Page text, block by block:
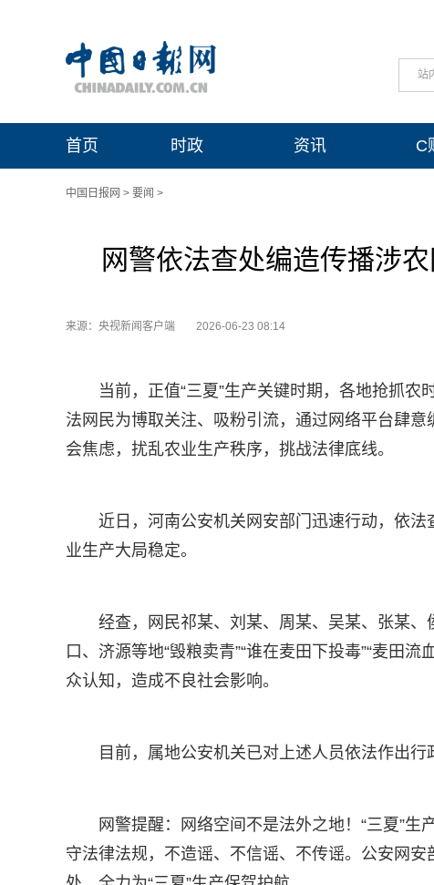
站
首页 时政 资讯 C
中国日报网 > 要闻 >
网警依法查处编造传播涉
来源：央视新闻客户端 2026-06-23 08:14
当前，正值“三夏”生产关键时期，各地抢抓
法网民为博取关注、吸粉引流，通过网络平台肆
会焦虑，扰乱农业生产秩序，挑战法律底线。
近日，河南公安机关网安部门迅速行动，依
业生产大局稳定。
经查，网民祁某、刘某、周某、吴某、张某
口、济源等地“毁粮卖青”“谁在麦田下投毒”“麦田
众认知，造成不良社会影响。
目前，属地公安机关已对上述人员依法作出行
网警提醒：网络空间不是法外之地！“三夏”
守法律法规，不造谣、不信谣、不传谣。公安网